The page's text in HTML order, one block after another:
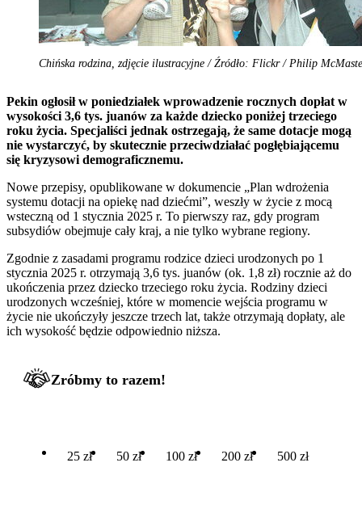
Chińska rodzina, zdjęcie ilustracyjne / Źródło: Flickr / Philip
Pekin ogłosił w poniedziałek wprowadzenie rocznych dopłat w
wysokości 3,6 tys. juanów za każde dziecko poniżej trzeciego
roku życia. Specjaliści jednak ostrzegają, że same dotacje mogą
nie wystarczyć, by skutecznie przeciwdziałać pogłębiającemu
się kryzysowi demograficznemu.
Nowe przepisy, opublikowane w dokumencie „Plan wdrożenia
systemu dotacji na opiekę nad dziećmi”, weszły w życie z mocą
wsteczną od 1 stycznia 2025 r. To pierwszy raz, gdy program
subsydiów obejmuje cały kraj, a nie tylko wybrane regiony.
Zgodnie z zasadami programu rodzice dzieci urodzonych po 1
stycznia 2025 r. otrzymają 3,6 tys. juanów (ok. 1,8 zł) rocznie aż do
ukończenia przez dziecko trzeciego roku życia. Rodziny dzieci
urodzonych wcześniej, które w momencie wejścia programu w
życie nie ukończyły jeszcze trzech lat, także otrzymają dopłaty, ale
ich wysokość będzie odpowiednio niższa.
Zróbmy to razem!
25 zł 50 zł 100 zł 200 zł 500 zł